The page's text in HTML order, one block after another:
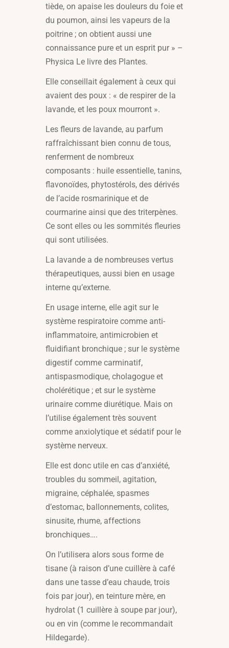
tiède, on apaise les douleurs du foie et
du poumon, ainsi les vapeurs de la
poitrine ; on obtient aussi une
connaissance pure et un esprit pur » –
Physica Le livre des Plantes.
Elle conseillait également à ceux qui
avaient des poux : « de respirer de la
lavande, et les poux mourront ».
Les fleurs de lavande, au parfum
raffraîchissant bien connu de tous,
renferment de nombreux
composants : huile essentielle, tanins,
flavonoïdes, phytostérols, des dérivés
de l’acide rosmarinique et de
courmarine ainsi que des triterpènes.
Ce sont elles ou les sommités fleuries
qui sont utilisées.
La lavande a de nombreuses vertus
thérapeutiques, aussi bien en usage
interne qu’externe.
En usage interne, elle agit sur le
système respiratoire comme anti-
inflammatoire, antimicrobien et
fluidifiant bronchique ; sur le système
digestif comme carminatif,
antispasmodique, cholagogue et
cholérétique ; et sur le système
urinaire comme diurétique. Mais on
l’utilise également très souvent
comme anxiolytique et sédatif pour le
système nerveux.
Elle est donc utile en cas d’anxiété,
troubles du sommeil, agitation,
migraine, céphalée, spasmes
d’estomac, ballonnements, colites,
sinusite, rhume, affections
bronchiques….
On l’utilisera alors sous forme de
tisane (à raison d’une cuillère à café
dans une tasse d’eau chaude, trois
fois par jour), en teinture mère, en
hydrolat (1 cuillère à soupe par jour),
ou en vin (comme le recommandait
Hildegarde).